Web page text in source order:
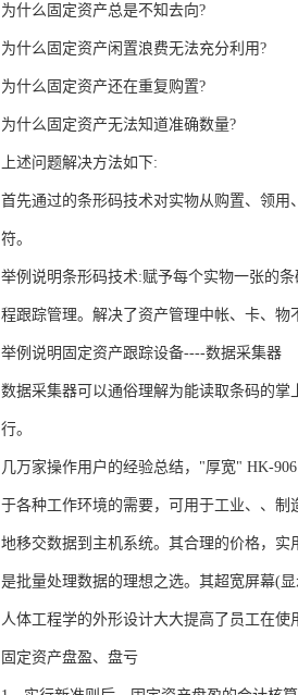
为什么固定资产总是不知去向?
为什么固定资产闲置浪费无法充分利用?
为什么固定资产还在重复购置?
为什么固定资产无法知道准确数量?
上述问题解决方法如下:
首先通过的条形码技术对实物从购置、领
符。
举例说明条形码技术:赋予每个实物一张的
程跟踪管理。解决了资产管理中帐、卡、物
举例说明固定资产跟踪设备----数据采集器
数据采集器可以通俗理解为能读取条码的
行。
几万家操作用户的经验总结，"厚宽" HK-
于各种工作环境的需要，可用于工业、、
地移交数据到主机系统。其合理的价格，实
是批量处理数据的理想之选。其超宽屏幕(
人体工程学的外形设计大大提高了员工在使
固定资产盘盈、盘亏